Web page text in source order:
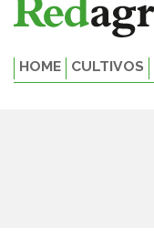
HOME CULTIVOS